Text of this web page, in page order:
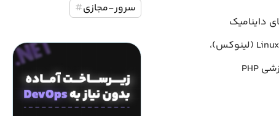
داینامیک
نوشته‌شده با PHP استفاده می‌شود. LAMP نام مخففی است که به یک سیستم‌عامل Linux (لینوکس)،
یک وب‌سرور Apache (آپاچی)، یک پایگاه داده MySQL (مای‌اس‌کیوال) و یک زبان پردازشی PHP
سرور-مجازی#